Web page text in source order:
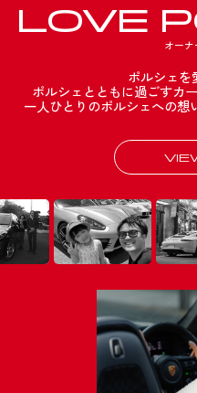
LOVE
オー
ポルシェを
ポルシェとともに過ごすカ
一人ひとりのポルシェへの想